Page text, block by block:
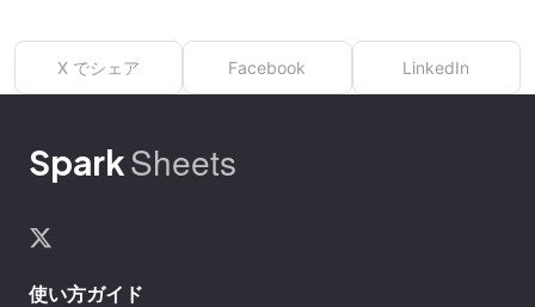
X でシェア Facebook LinkedIn
SparkSheets
使い方ガイド